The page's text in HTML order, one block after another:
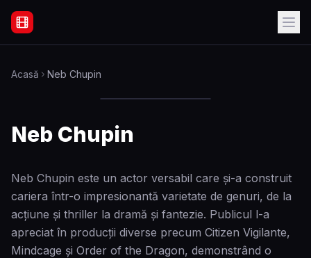
Filme Online Subtitrate - Acasă
Acasă Neb Chupin
Neb Chupin
Neb Chupin este un actor versabil care și-a construit
cariera într-o impresionantă varietate de genuri, de la
acțiune și thriller la dramă și fantezie. Publicul l-a
apreciat în producții diverse precum Citizen Vigilante,
Mindcage și Order of the Dragon, demonstrând o